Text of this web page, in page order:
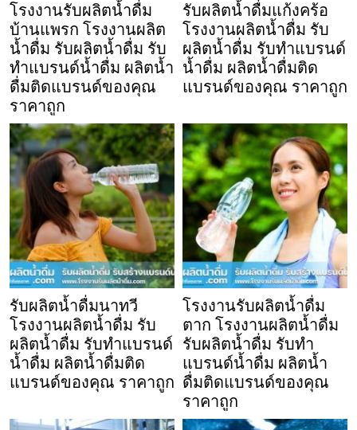
โรงงานรับผลิตน้ำดื่ม
บ้านแพรก โรงงานผลิต
น้ำดื่ม รับผลิตน้ำดื่ม รับ
ทำแบรนด์น้ำดื่ม ผลิตน้ำ
ดื่มติดแบรนด์ของคุณ
ราคาถูก
รับผลิตน้ำดื่มแก้งคร้อ
โรงงานผลิตน้ำดื่ม รับ
ผลิตน้ำดื่ม รับทำแบรนด์
น้ำดื่ม ผลิตน้ำดื่มติด
แบรนด์ของคุณ ราคาถูก
รับผลิตน้ำดื่มนาทวี
โรงงานผลิตน้ำดื่ม รับ
ผลิตน้ำดื่ม รับทำแบรนด์
น้ำดื่ม ผลิตน้ำดื่มติด
แบรนด์ของคุณ ราคาถูก
โรงงานรับผลิตน้ำดื่ม
ตาก โรงงานผลิตน้ำดื่ม
รับผลิตน้ำดื่ม รับทำ
แบรนด์น้ำดื่ม ผลิตน้ำ
ดื่มติดแบรนด์ของคุณ
ราคาถูก